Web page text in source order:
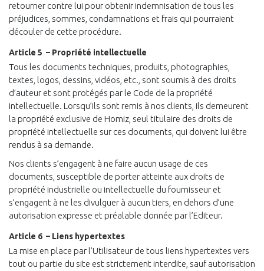
retourner contre lui pour obtenir indemnisation de tous les
préjudices, sommes, condamnations et frais qui pourraient
découler de cette procédure.
Article 5 – Propriété intellectuelle
Tous les documents techniques, produits, photographies,
textes, logos, dessins, vidéos, etc., sont soumis à des droits
d’auteur et sont protégés par le Code de la propriété
intellectuelle. Lorsqu’ils sont remis à nos clients, ils demeurent
la propriété exclusive de Homiz, seul titulaire des droits de
propriété intellectuelle sur ces documents, qui doivent lui être
rendus à sa demande.
Nos clients s’engagent à ne faire aucun usage de ces
documents, susceptible de porter atteinte aux droits de
propriété industrielle ou intellectuelle du fournisseur et
s’engagent à ne les divulguer à aucun tiers, en dehors d’une
autorisation expresse et préalable donnée par l’Editeur.
Article 6 – Liens hypertextes
La mise en place par l’Utilisateur de tous liens hypertextes vers
tout ou partie du site est strictement interdite, sauf autorisation